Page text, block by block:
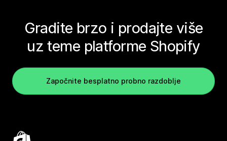
Gradite brzo i prodajte više
uz teme platforme Shopify
Započnite besplatno probno razdoblje